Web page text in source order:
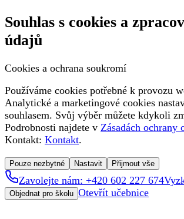
Souhlas s cookies a
údajů
Cookies a ochrana soukromí
Používáme cookies potřebné k provozu
Analytické a marketingové cookies
souhlasem. Svůj výběr můžete kdykoli
Podrobnosti najdete v Zásadách ochrany
Kontakt: Kontakt.
Pouze nezbytné Nastavit Přijmout vše
Zavolejte nám: +420 602 227 674
Objednat pro školu Otevřít učebnice